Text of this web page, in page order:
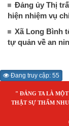
Đảng ủy Thị
hiện nhiệm vụ
Xã Long Bình
tự quản về an
Đang truy cập: 55
" ĐẢNG TA LÀ
THẬT SỰ THẤM